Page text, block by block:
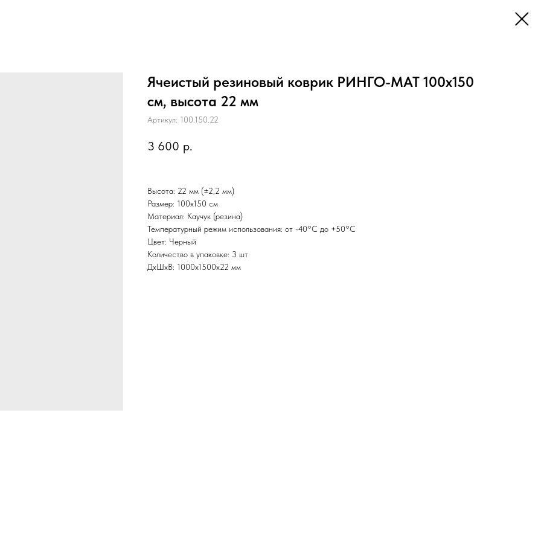
Ячеистый резиновый коврик РИНГО-МАТ 100х150
см, высота 22 мм
Артикул: 100.150.22
3 600 р.
Высота: 22 мм (±2,2 мм)
Размер: 100х150 см
Материал: Каучук (резина)
Температурный режим использования: от -40°С до +50°С
Цвет: Черный
Количество в упаковке: 3 шт
ДxШxВ: 1000x1500x22 мм